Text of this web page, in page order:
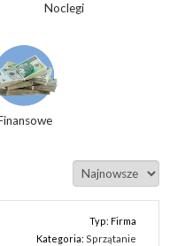
Noclegi
Typ: Firma
Kategoria: Sprzątanie